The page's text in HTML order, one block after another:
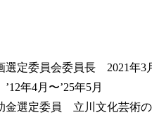
選定委員会委員長 2021年3
年4月〜’25年5月
選定委員 立川文化芸術の